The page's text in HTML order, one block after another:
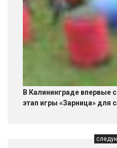
В Калининграде впервые
этап игры «Зарница» для